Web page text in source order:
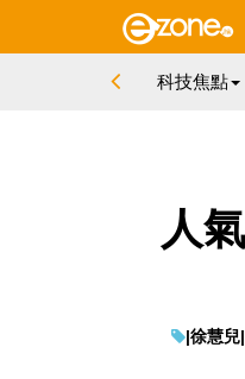
科技焦點
人
|徐慧兒|